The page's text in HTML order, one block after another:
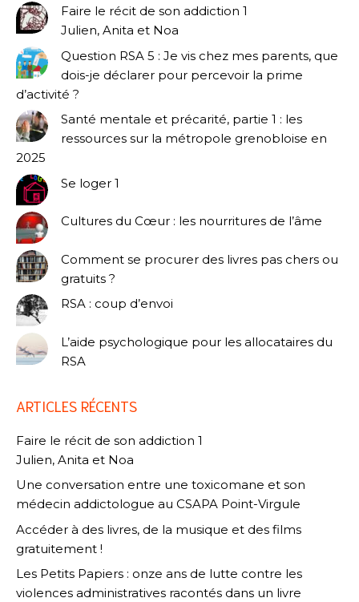
Faire le récit de son addiction 1
Julien, Anita et Noa
Question RSA 5 : Je vis chez mes parents, que
dois-je déclarer pour percevoir la prime
d’activité ?
Santé mentale et précarité, partie 1 : les
ressources sur la métropole grenobloise en
2025
Se loger 1
Cultures du Cœur : les nourritures de l’âme
Comment se procurer des livres pas chers ou
gratuits ?
RSA : coup d’envoi
L’aide psychologique pour les allocataires du
RSA
ARTICLES RÉCENTS
Faire le récit de son addiction 1
Julien, Anita et Noa
Une conversation entre une toxicomane et son
médecin addictologue au CSAPA Point-Virgule
Accéder à des livres, de la musique et des films
gratuitement !
Les Petits Papiers : onze ans de lutte contre les
violences administratives racontés dans un livre